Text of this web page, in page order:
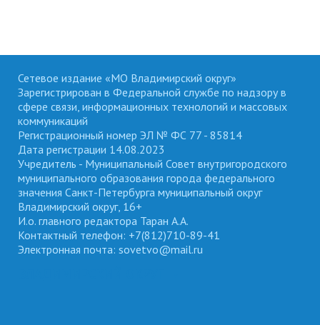
Сетевое издание «МО Владимирский округ»
Зарегистрирован в Федеральной службе по надзору в
сфере связи, информационных технологий и массовых
коммуникаций
Регистрационный номер ЭЛ № ФС 77 - 85814
Дата регистрации 14.08.2023
Учредитель - Муниципальный Совет внутригородского
муниципального образования города федерального
значения Санкт-Петербурга муниципальный округ
Владимирский округ, 16+
И.о. главного редактора Таран А.А.
Контактный телефон: +7(812)710-89-41
Электронная почта: sovetvo@mail.ru